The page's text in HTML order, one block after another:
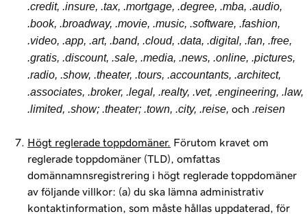
.credit, .insure, .tax, .mortgage, .degree, .mba, .audio,
.book, .broadway, .movie, .music, .software, .fashion,
.video, .app, .art, .band, .cloud, .data, .digital, .fan, .free,
.gratis, .discount, .sale, .media, .news, .online, .pictures,
.radio, .show, .theater, .tours, .accountants, .architect,
.associates, .broker, .legal, .realty, .vet, .engineering, .law,
.limited, .show; .theater; .town, .city, .reise, och .reisen
Högt reglerade toppdomäner. Förutom kravet om
reglerade toppdomäner (TLD), omfattas
domännamnsregistrering i högt reglerade toppdomäner
av följande villkor: (a) du ska lämna administrativ
kontaktinformation, som måste hållas uppdaterad, för